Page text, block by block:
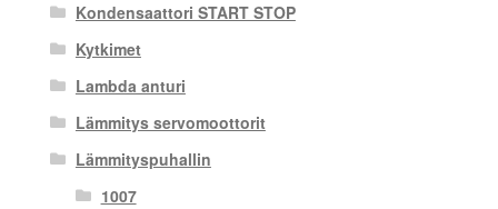
Kondensaattori START STOP
Kytkimet
Lambda anturi
Lämmitys servomoottorit
Lämmityspuhallin
1007